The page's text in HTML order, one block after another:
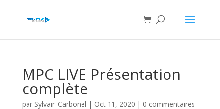
MPC LIVE Présentation
complète
par Sylvain Carbonel | Oct 11, 2020 | 0 commentaires